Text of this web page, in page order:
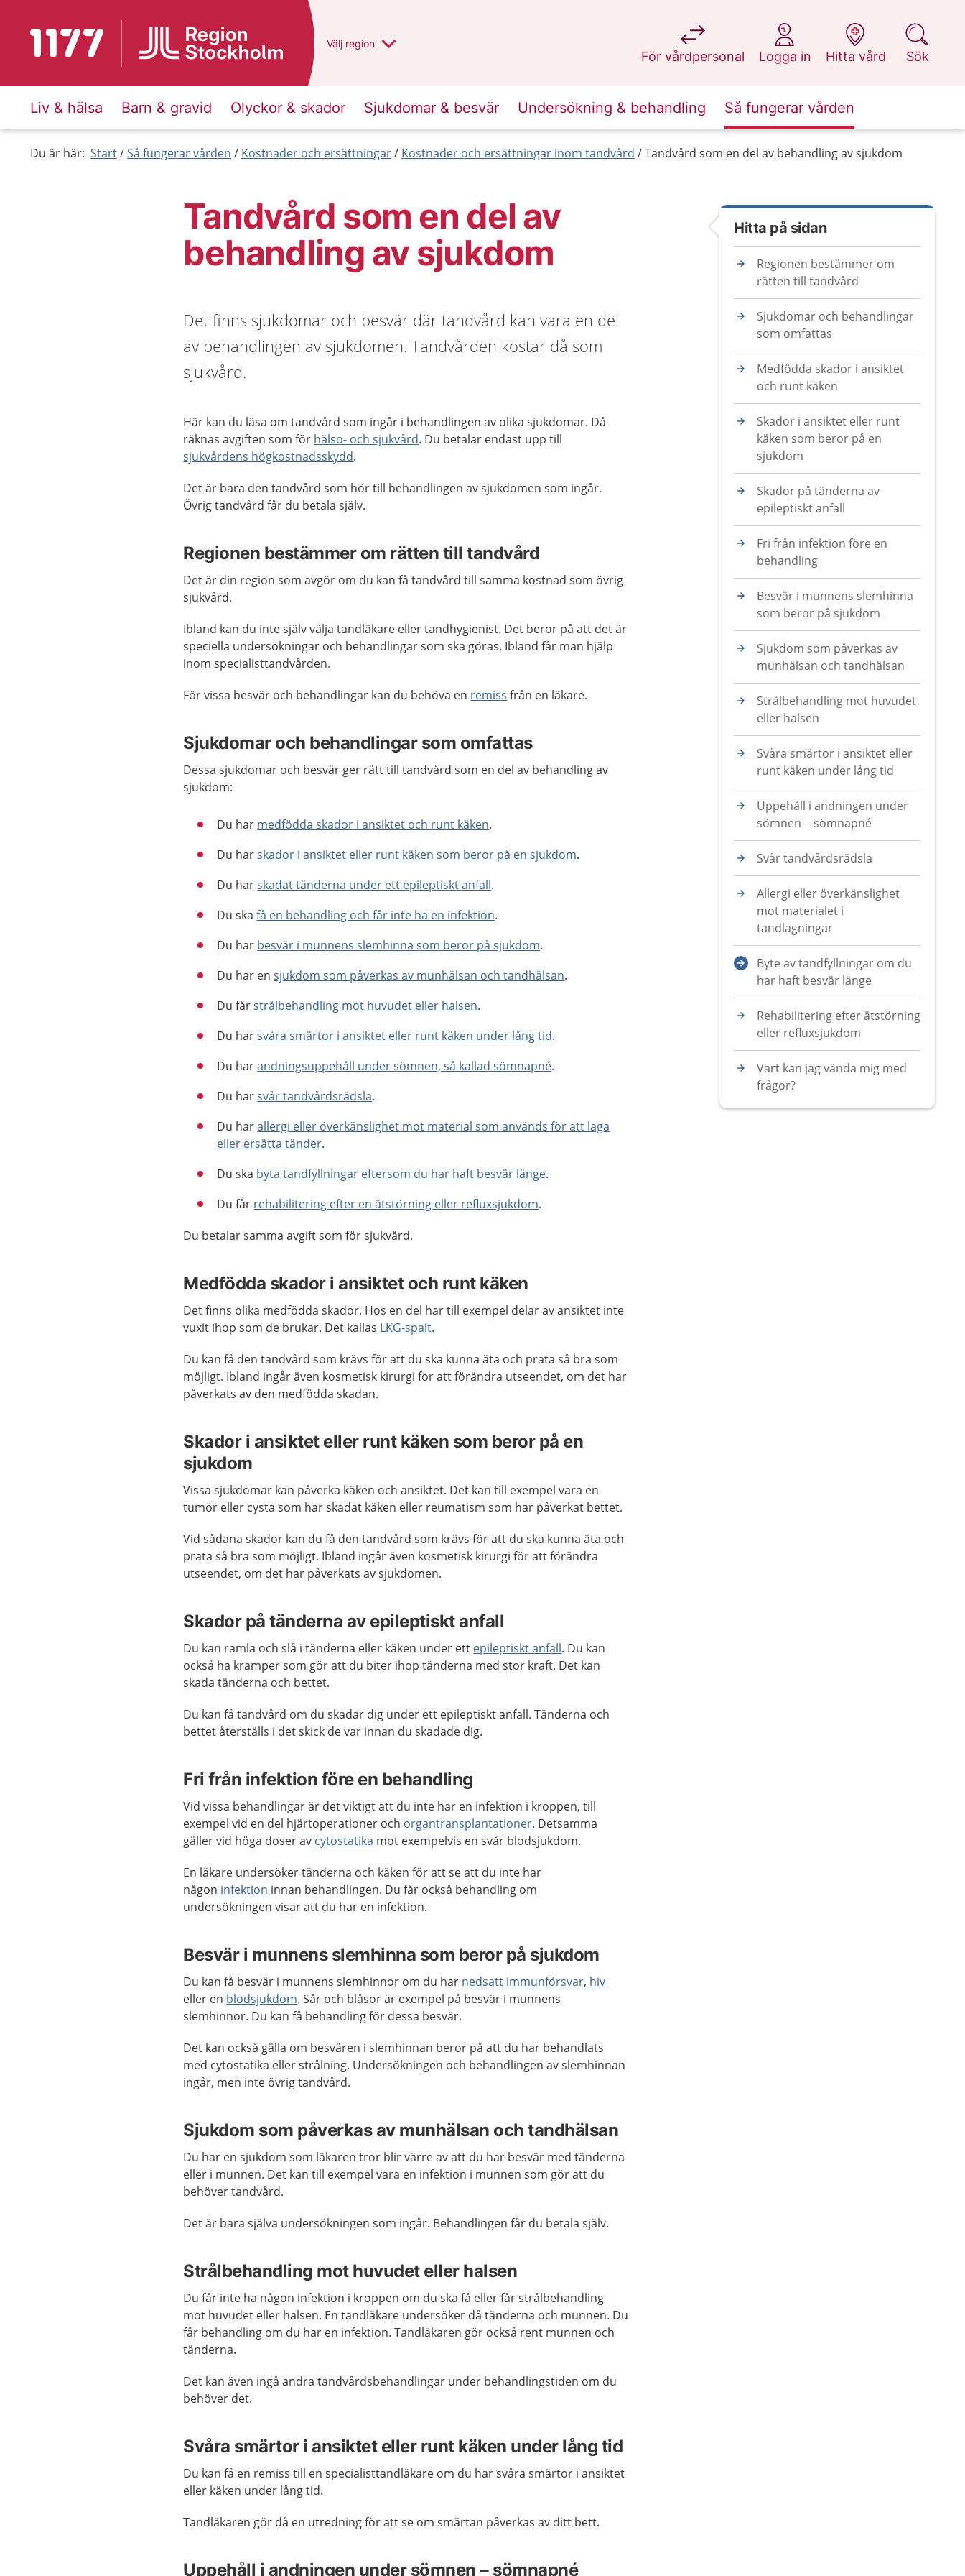
Till startsidan för 1177 Du har valt region
Välj en annan
region
För vårdpersonal
på 1177.se
Logga in
på 1177.se
Hitta vård
på 1177.se
Sök
på 1177.se
Liv & hälsa Barn & gravid Olyckor & skador Sjukdomar & besvär Undersökning & behandling Så fungerar vården
Du är här: Start Så fungerar vården Kostnader och ersättningar Kostnader och ersättningar inom tandvård Tandvård som en del av behandling av sjukdom
Tandvård som en del av
behandling av sjukdom
Det finns sjukdomar och besvär där tandvård kan vara en del
av behandlingen av sjukdomen. Tandvården kostar då som
sjukvård.
Här kan du läsa om tandvård som ingår i behandlingen av olika sjukdomar. Då
räknas avgiften som för hälso- och sjukvård. Du betalar endast upp till
sjukvårdens högkostnadsskydd.
Det är bara den tandvård som hör till behandlingen av sjukdomen som ingår.
Övrig tandvård får du betala själv.
Regionen bestämmer om rätten till tandvård
Det är din region som avgör om du kan få tandvård till samma kostnad som övrig
sjukvård.
Ibland kan du inte själv välja tandläkare eller tandhygienist. Det beror på att det är
speciella undersökningar och behandlingar som ska göras. Ibland får man hjälp
inom specialisttandvården.
För vissa besvär och behandlingar kan du behöva en remiss från en läkare.
Sjukdomar och behandlingar som omfattas
Dessa sjukdomar och besvär ger rätt till tandvård som en del av behandling av
sjukdom:
Du har medfödda skador i ansiktet och runt käken.
Du harskador i ansiktet eller runt käken som beror på en sjukdom.
Du harskadat tänderna under ett epileptiskt anfall.
Du skafå en behandling och får inte ha en infektion.
Du har besvär i munnens slemhinna som beror på sjukdom.
Du har ensjukdom som påverkas av munhälsan och tandhälsan.
Du fårstrålbehandling mot huvudet eller halsen.
Du harsvåra smärtor i ansiktet eller runt käken under lång tid.
Du harandningsuppehåll under sömnen, så kallad sömnapné.
Du harsvår tandvårdsrädsla.
Du harallergi eller överkänslighet mot material som används för att laga
eller ersätta tänder.
Du ska byta tandfyllningar eftersom du har haft besvär länge.
Du får rehabilitering efter en ätstörning eller refluxsjukdom.
Du betalar samma avgift som för sjukvård.
Medfödda skador i ansiktet och runt käken
Det finns olika medfödda skador. Hos en del har till exempel delar av ansiktet inte
vuxit ihop som de brukar. Det kallas LKG-spalt.
Du kan få den tandvård som krävs för att du ska kunna äta och prata så bra som
möjligt. Ibland ingår även kosmetisk kirurgi för att förändra utseendet, om det har
påverkats av den medfödda skadan.
Skador i ansiktet eller runt käken som beror på en
sjukdom
Vissa sjukdomar kan påverka käken och ansiktet. Det kan till exempel vara en
tumör eller cysta som har skadat käken eller reumatism som har påverkat bettet.
Vid sådana skador kan du få den tandvård som krävs för att du ska kunna äta och
prata så bra som möjligt. Ibland ingår även kosmetisk kirurgi för att förändra
utseendet, om det har påverkats av sjukdomen.
Skador på tänderna av epileptiskt anfall
Du kan ramla och slå i tänderna eller käken under ett epileptiskt anfall. Du kan
också ha kramper som gör att du biter ihop tänderna med stor kraft. Det kan
skada tänderna och bettet.
Du kan få tandvård om du skadar dig under ett epileptiskt anfall. Tänderna och
bettet återställs i det skick de var innan du skadade dig.
Fri från infektion före en behandling
Vid vissa behandlingar är det viktigt att du inte har en infektion i kroppen, till
exempel vid en del hjärtoperationer och organtransplantationer. Detsamma
gäller vid höga doser av cytostatika mot exempelvis en svår blodsjukdom.
En läkare undersöker tänderna och käken för att se att du inte har
någon infektion innan behandlingen. Du får också behandling om
undersökningen visar att du har en infektion.
Besvär i munnens slemhinna som beror på sjukdom
Du kan få besvär i munnens slemhinnor om du har nedsatt immunförsvar, hiv
eller en blodsjukdom. Sår och blåsor är exempel på besvär i munnens
slemhinnor. Du kan få behandling för dessa besvär.
Det kan också gälla om besvären i slemhinnan beror på att du har behandlats
med cytostatika eller strålning. Undersökningen och behandlingen av slemhinnan
ingår, men inte övrig tandvård.
Sjukdom som påverkas av munhälsan och tandhälsan
Du har en sjukdom som läkaren tror blir värre av att du har besvär med tänderna
eller i munnen. Det kan till exempel vara en infektion i munnen som gör att du
behöver tandvård.
Det är bara själva undersökningen som ingår. Behandlingen får du betala själv.
Strålbehandling mot huvudet eller halsen
Du får inte ha någon infektion i kroppen om du ska få eller får strålbehandling
mot huvudet eller halsen. En tandläkare undersöker då tänderna och munnen. Du
får behandling om du har en infektion. Tandläkaren gör också rent munnen och
tänderna.
Det kan även ingå andra tandvårdsbehandlingar under behandlingstiden om du
behöver det.
Svåra smärtor i ansiktet eller runt käken under lång tid
Du kan få en remiss till en specialisttandläkare om du har svåra smärtor i ansiktet
eller käken under lång tid.
Tandläkaren gör då en utredning för att se om smärtan påverkas av ditt bett.
Uppehåll i andningen under sömnen – sömnapné
Hitta på sidan
Regionen bestämmer om
rätten till tandvård
Sjukdomar och behandlingar
som omfattas
Medfödda skador i ansiktet
och runt käken
Skador i ansiktet eller runt
käken som beror på en
sjukdom
Skador på tänderna av
epileptiskt anfall
Fri från infektion före en
behandling
Besvär i munnens slemhinna
som beror på sjukdom
Sjukdom som påverkas av
munhälsan och tandhälsan
Strålbehandling mot huvudet
eller halsen
Svåra smärtor i ansiktet eller
runt käken under lång tid
Uppehåll i andningen under
sömnen – sömnapné
Svår tandvårdsrädsla
Allergi eller överkänslighet
mot materialet i
tandlagningar
Byte av tandfyllningar om du
har haft besvär länge
Rehabilitering efter ätstörning
eller refluxsjukdom
Vart kan jag vända mig med
frågor?